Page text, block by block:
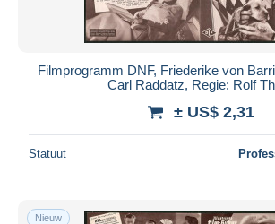
Filmprogramm DNF, Friederike von
Carl Raddatz, Regie: Rolf
± US$ 2,31
Statuut
Nieuw